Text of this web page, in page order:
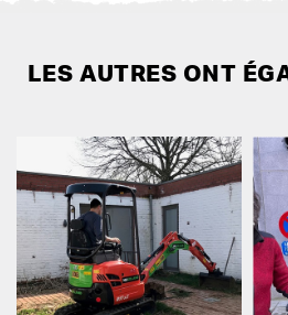
LES AUTRES ONT